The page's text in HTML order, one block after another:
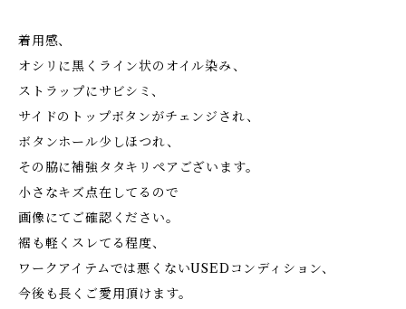
着用感、
オシリに黒くライン状のオイル染み、
ストラップにサビシミ、
サイドのトップボタンがチェンジされ、
ボタンホール少しほつれ、
その脇に補強タタキリペアございます。
小さなキズ点在してるので
画像にてご確認ください。
裾も軽くスレてる程度、
ワークアイテムでは悪くないUSEDコンディション、
今後も長くご愛用頂けます。